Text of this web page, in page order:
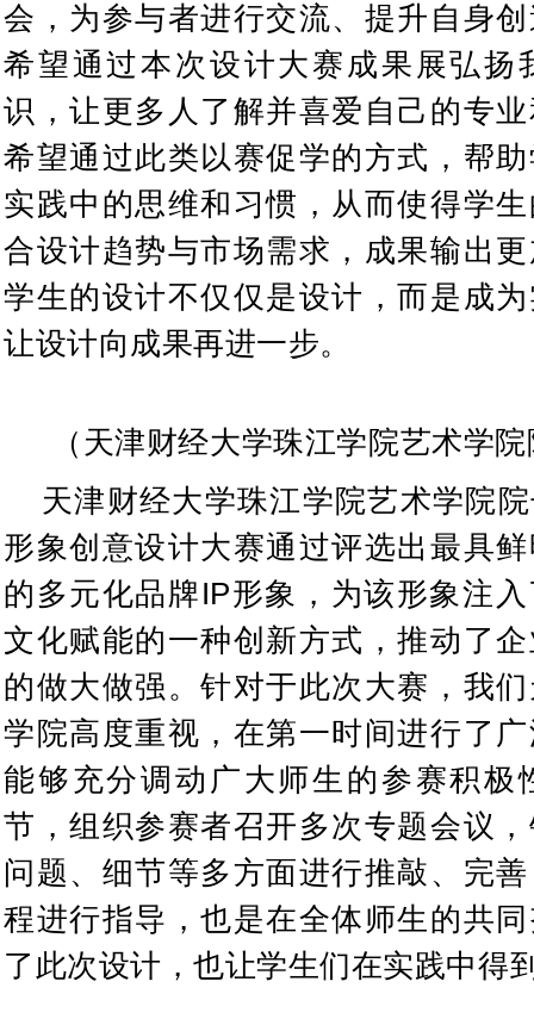
会，为参与者进行交流、提升自身
希望通过本次设计大赛成果展弘扬
识，让更多人了解并喜爱自己的专
希望通过此类以赛促学的方式，帮
实践中的思维和习惯，从而使得学
合设计趋势与市场需求，成果输出
学生的设计不仅仅是设计，而是成
让设计向成果再进一步。
（ 天津财经大学珠江学院艺术学
天津财经大学珠江学院艺术学院
形象创意设计大赛通过评选出最具
的多元化品牌IP形象，为该形象注
文化赋能的一种创新方式，推动了
的做大做强。针对于此次大赛，我
学院高度重视，在第一时间进行了
能够充分调动广大师生的参赛积极
节，组织参赛者召开多次专题会议
问题、细节等多方面进行推敲、完
程进行指导，也是在全体师生的共
了此次设计，也让学生们在实践中得